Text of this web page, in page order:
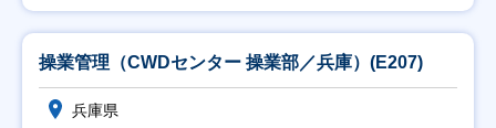
操業管理（CWDセンター 操業部／兵庫）(E207)
兵庫県